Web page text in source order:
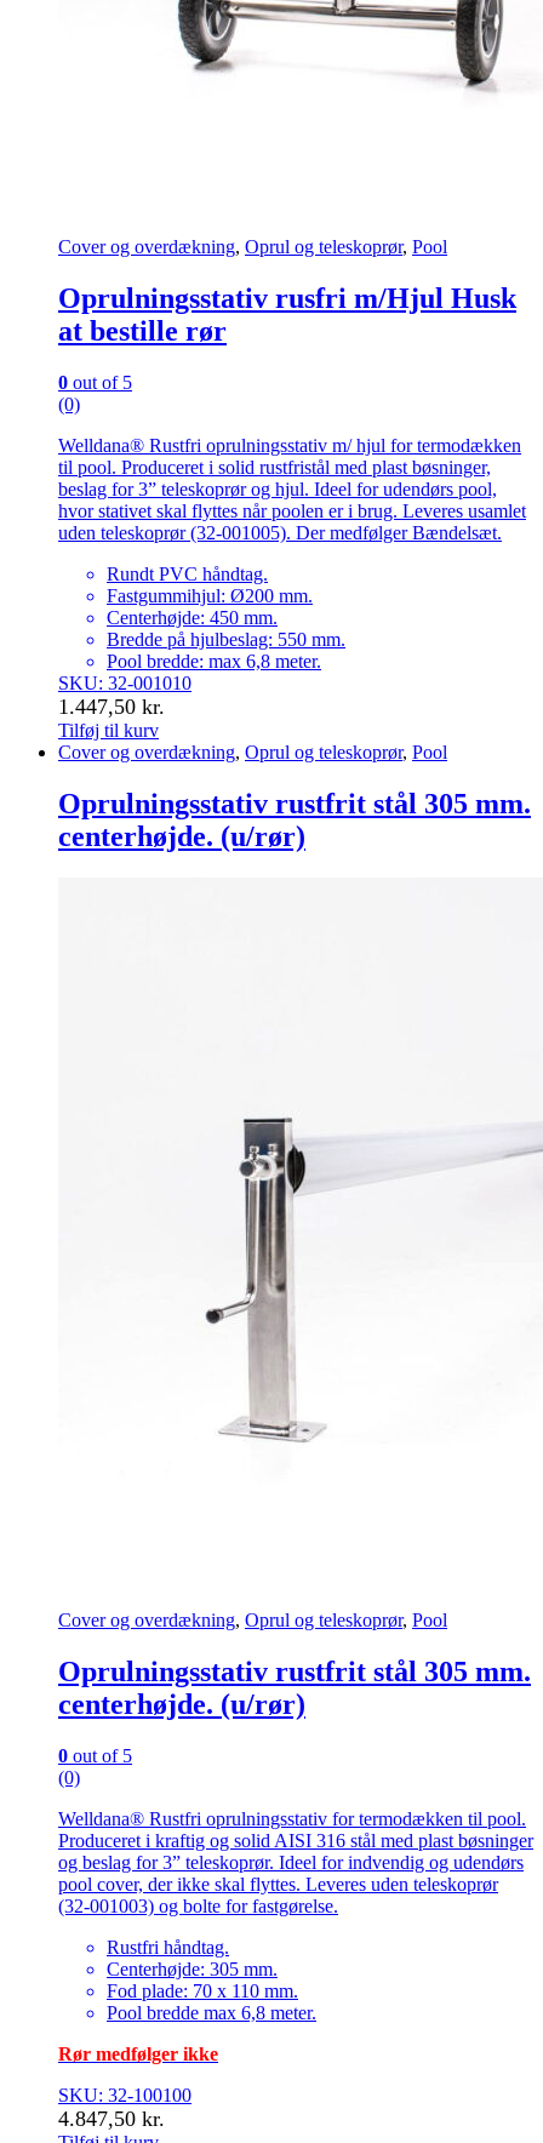
Cover og overdækning, Oprul og teleskoprør, Pool
Oprulningsstativ rusfri m/Hjul Husk
at bestille rør
0 out of 5
(0)
Welldana® Rustfri oprulningsstativ m/ hjul for termodækken
til pool. Produceret i solid rustfristål med plast bøsninger,
beslag for 3” teleskoprør og hjul. Ideel for udendørs pool,
hvor stativet skal flyttes når poolen er i brug. Leveres usamlet
uden teleskoprør (32-001005). Der medfølger Bændelsæt.
Rundt PVC håndtag.
Fastgummihjul: Ø200 mm.
Centerhøjde: 450 mm.
Bredde på hjulbeslag: 550 mm.
Pool bredde: max 6,8 meter.
SKU: 32-001010
1.447,50 kr.
Tilføj til kurv
Cover og overdækning, Oprul og teleskoprør, Pool
Oprulningsstativ rustfrit stål 305 mm.
centerhøjde. (u/rør)
Cover og overdækning, Oprul og teleskoprør, Pool
Oprulningsstativ rustfrit stål 305 mm.
centerhøjde. (u/rør)
0 out of 5
(0)
Welldana® Rustfri oprulningsstativ for termodækken til pool.
Produceret i kraftig og solid AISI 316 stål med plast bøsninger
og beslag for 3” teleskoprør. Ideel for indvendig og udendørs
pool cover, der ikke skal flyttes. Leveres uden teleskoprør
(32-001003) og bolte for fastgørelse.
Rustfri håndtag.
Centerhøjde: 305 mm.
Fod plade: 70 x 110 mm.
Pool bredde max 6,8 meter.
Rør medfølger ikke
SKU: 32-100100
4.847,50 kr.